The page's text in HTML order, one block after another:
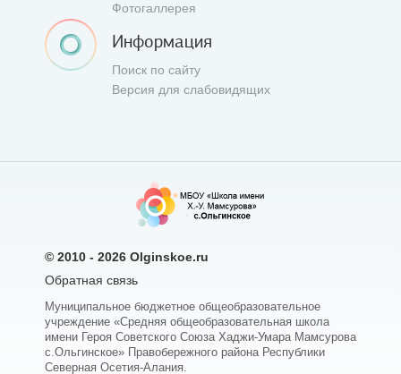
Фотогаллерея
Информация
Поиск по сайту
Версия для слабовидящих
© 2010 - 2026 Olginskoe.ru
Обратная связь
Муниципальное бюджетное общеобразовательное
учреждение «Средняя общеобразовательная школа
имени Героя Советского Союза Хаджи-Умара Мамсурова
с.Ольгинское» Правобережного района Республики
Северная Осетия-Алания.